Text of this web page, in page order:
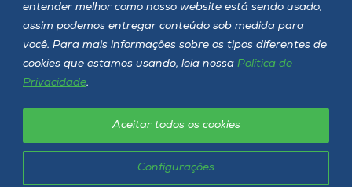
entender melhor como nosso website está sendo usado,
assim podemos entregar conteúdo sob medida para
você. Para mais informações sobre os tipos diferentes de
cookies que estamos usando, leia nossa Política de
Privacidade.
Configurações
Aceitar todos os cookies
Unoesc © 2026 - Todos os direitos reservados
Política de privacidade LGPD